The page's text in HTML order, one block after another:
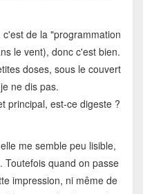
de la "programmation
le vent), donc c'est bien.
doses, sous le couvert
ne dis pas.
principal, est-ce digeste ?
me semble peu lisible,
quand on passe
impression, ni même de